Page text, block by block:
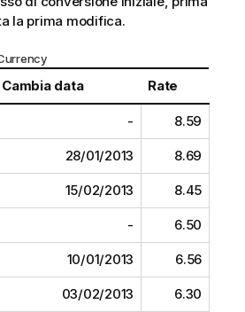
la prima modifica.
Cambia data Rate
- 8.59
28/01/2013 8.69
15/02/2013 8.45
- 6.50
10/01/2013 6.56
03/02/2013 6.30